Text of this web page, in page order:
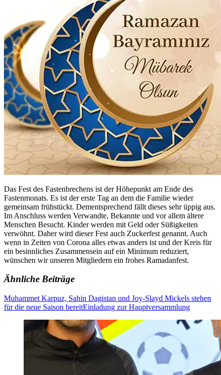
Das Fest des Fastenbrechens ist der Höhepunkt am Ende des
Fastenmonats. Es ist der erste Tag an dem die Familie wieder
gemeinsam frühstückt. Dementsprechend fällt dieses sehr üppig aus.
Im Anschluss werden Verwandte, Bekannte und vor allem ältere
Menschen Besucht. Kinder werden mit Geld oder Süßigkeiten
verwöhnt. Daher wird dieser Fest auch Zuckerfest genannt. Auch
wenn in Zeiten von Corona alles etwas anders ist und der Kreis für
ein besinnliches Zusammensein auf ein Minimum reduziert,
wünschen wir unseren Mitgliedern ein frohes Ramadanfest.
Ähnliche Beiträge
Muhammet Karpuz, Sahin Dagistan und Joy-Slayd Mickels stehen
für die neue Saison bereitEinladung zur Hauptversammlung